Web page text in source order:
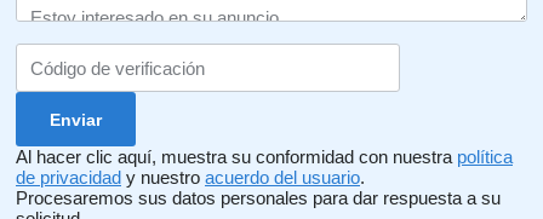
Al hacer clic aquí, muestra su conformidad con nuestra política
de privacidad y nuestro acuerdo del usuario.
Procesaremos sus datos personales para dar respuesta a su